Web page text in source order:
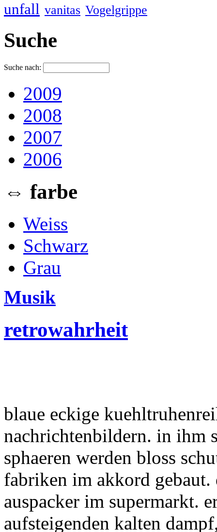
unfall vanitas Vogelgrippe
Suche
Suche nach:
2009
2008
2007
2006
⇔ farbe
Weiss
Schwarz
Grau
Musik
retrowahrheit
blaue eckige
nachrichtenbildern. in ihm
sphaeren werden bloss
fabriken im akkord gebaut.
auspacker im supermarkt.
aufsteigenden kalten